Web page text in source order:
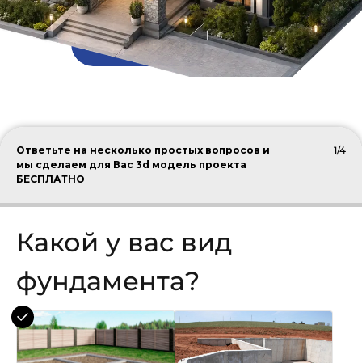
ПОДОБРАТЬ КРОВЛЮ
Ответьте на несколько простых вопросов и
мы сделаем для Вас 3d модель проекта
БЕСПЛАТНО
1/4
Какой у вас вид
фундамента?